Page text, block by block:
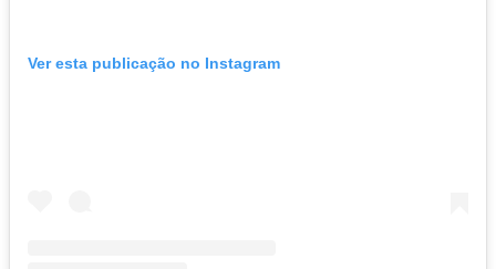
Ver esta publicação no Instagram